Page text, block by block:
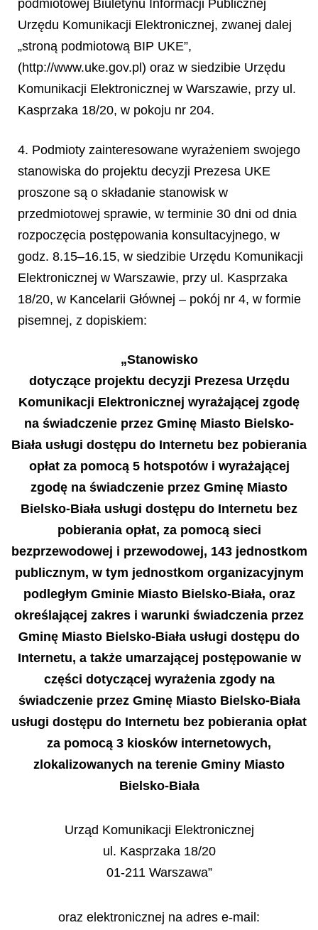
podmiotowej Biuletynu Informacji Publicznej
Urzędu Komunikacji Elektronicznej, zwanej dalej
„stroną podmiotową BIP UKE”,
(http://www.uke.gov.pl) oraz w siedzibie Urzędu
Komunikacji Elektronicznej w Warszawie, przy ul.
Kasprzaka 18/20, w pokoju nr 204.
4. Podmioty zainteresowane wyrażeniem swojego
stanowiska do projektu decyzji Prezesa UKE
proszone są o składanie stanowisk w
przedmiotowej sprawie, w terminie 30 dni od dnia
rozpoczęcia postępowania konsultacyjnego, w
godz. 8.15–16.15, w siedzibie Urzędu Komunikacji
Elektronicznej w Warszawie, przy ul. Kasprzaka
18/20, w Kancelarii Głównej – pokój nr 4, w formie
pisemnej, z dopiskiem:
„Stanowisko
dotyczące projektu decyzji Prezesa Urzędu
Komunikacji Elektronicznej wyrażającej zgodę
na świadczenie przez Gminę Miasto Bielsko-
Biała usługi dostępu do Internetu bez pobierania
opłat za pomocą 5 hotspotów i wyrażającej
zgodę na świadczenie przez Gminę Miasto
Bielsko-Biała usługi dostępu do Internetu bez
pobierania opłat, za pomocą sieci
bezprzewodowej i przewodowej, 143 jednostkom
publicznym, w tym jednostkom organizacyjnym
podległym Gminie Miasto Bielsko-Biała, oraz
określającej zakres i warunki świadczenia przez
Gminę Miasto Bielsko-Biała usługi dostępu do
Internetu, a także umarzającej postępowanie w
części dotyczącej wyrażenia zgody na
świadczenie przez Gminę Miasto Bielsko-Biała
usługi dostępu do Internetu bez pobierania opłat
za pomocą 3 kiosków internetowych,
zlokalizowanych na terenie Gminy Miasto
Bielsko-Biała
Urząd Komunikacji Elektronicznej
ul. Kasprzaka 18/20
01-211 Warszawa”
oraz elektronicznej na adres e-mail: